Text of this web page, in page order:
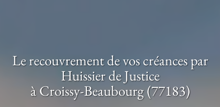
Le recouvrement de vos créances par
Huissier de Justice
à Croissy-Beaubourg (77183)